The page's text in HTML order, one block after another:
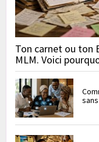
Ton carnet ou ton
MLM. Voici